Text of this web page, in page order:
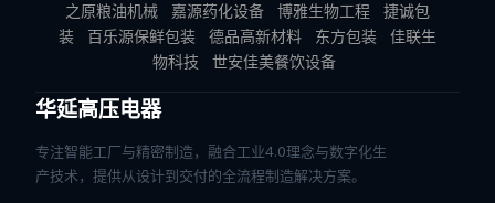
之原粮油机械
嘉源药化设备 博雅生物工程
捷诚包
装
百乐源保鲜包装 德品高新材料 东方包装
佳联生
物科技
世安佳美餐饮设备
华延高压电器
专注智能工厂与精密制造，融合工业4.0理念与数字化生
产技术，提供从设计到交付的全流程制造解决方案。